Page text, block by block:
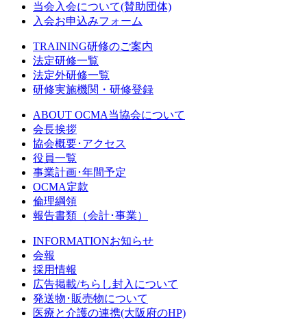
当会入会について(賛助団体)
入会お申込みフォーム
TRAINING研修のご案内
法定研修一覧
法定外研修一覧
研修実施機関・研修登録
ABOUT OCMA当協会について
会長挨拶
協会概要･アクセス
役員一覧
事業計画･年間予定
OCMA定款
倫理綱領
報告書類（会計･事業）
INFORMATIONお知らせ
会報
採用情報
広告掲載/ちらし封入について
発送物･販売物について
医療と介護の連携(大阪府のHP)